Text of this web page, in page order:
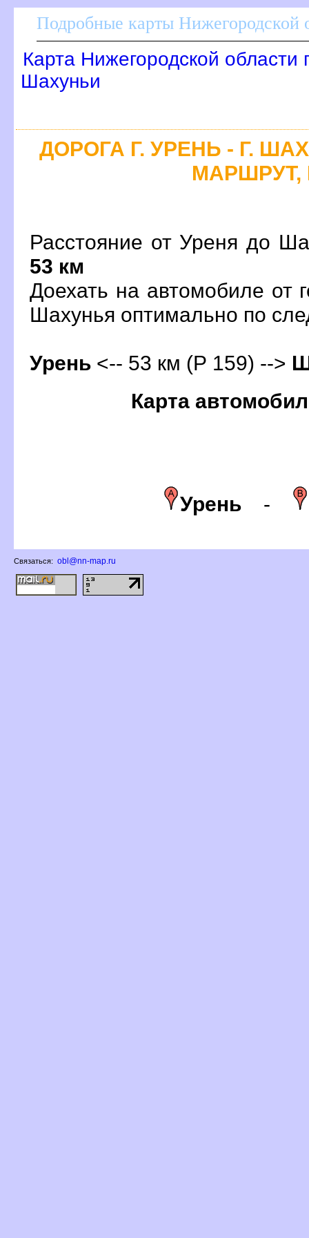
Подробные карты Нижегородской
Карта Нижегородской области
Шахуньи
ДОРОГА Г. УРЕНЬ - Г.
МАРШРУТ,
Расстояние от Уреня до
53 км
Доехать на автомобиле от
Шахунья оптимально по
Урень <-- 53 км (Р 159) -->
Карта
Урень -
Связаться: obl@nn-map.ru